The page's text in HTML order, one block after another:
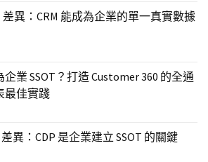
差異：CRM 能成為企業的單一真實數據
企業 SSOT？打造 Customer 360 的全通
最佳實踐
差異：CDP 是企業建立 SSOT 的關鍵